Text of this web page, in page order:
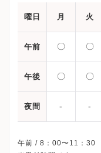
曜日 月 火
午前 〇 〇
午後 〇 〇
夜間 - -
午前 / 8：00〜11：30